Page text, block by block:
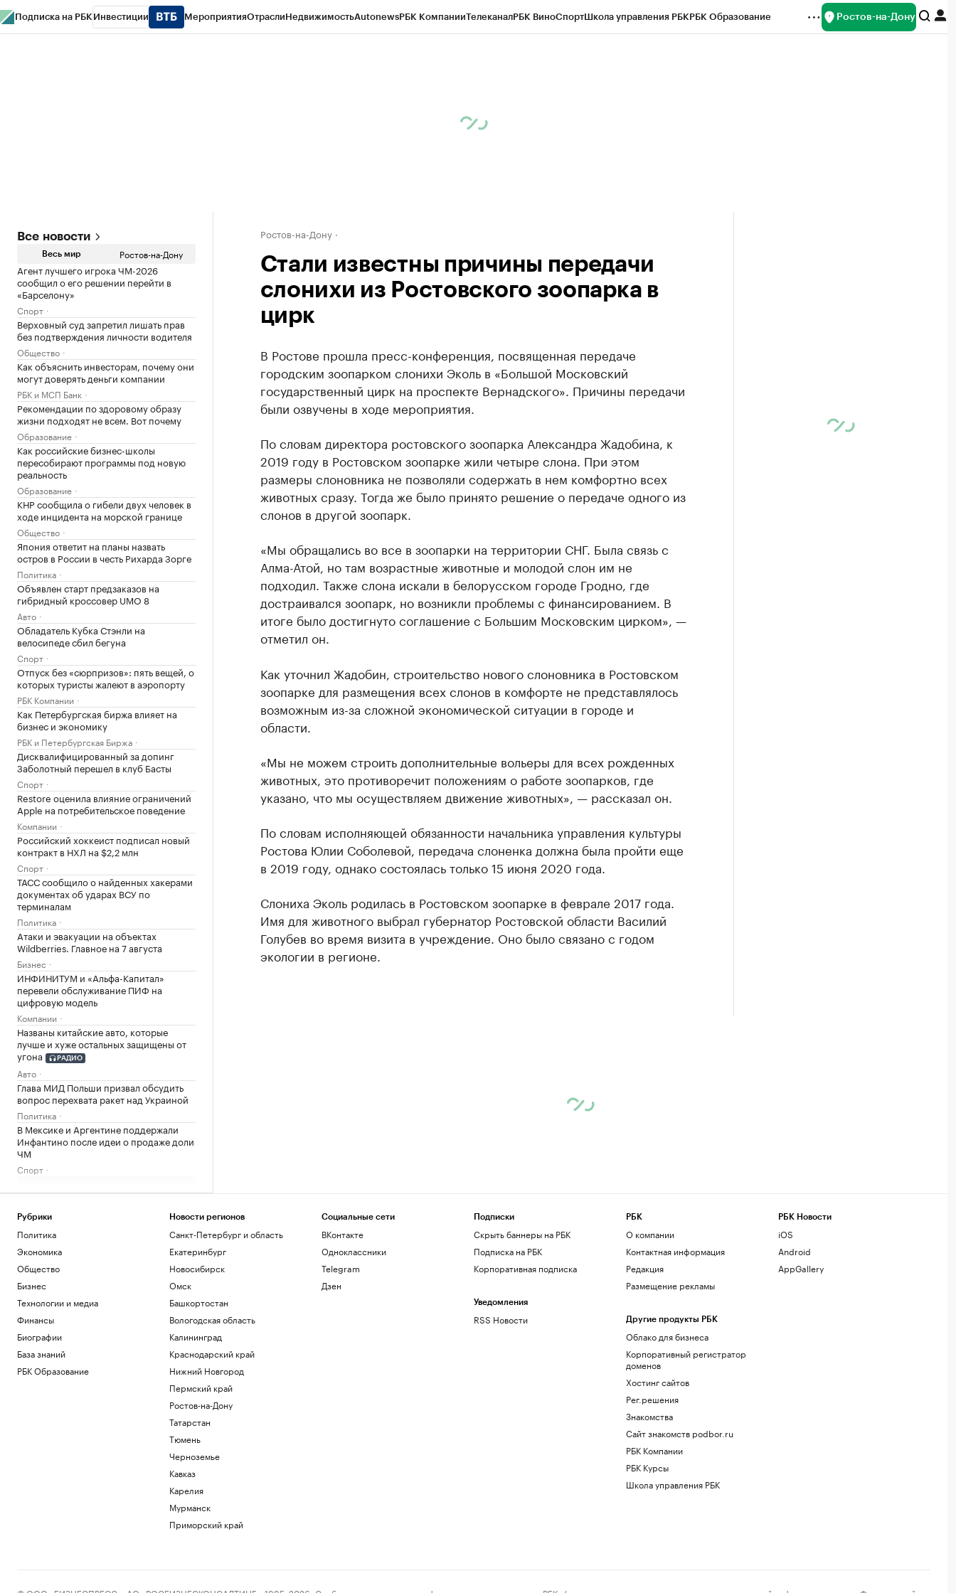
Подписка на РБК Инвестиции МероприятияОтраслиНедвижимостьAutonewsРБК КомпанииТелеканалРБК ВиноСпортШкола управления РБКРБК Образование Ростов-на-Дону
Все новости
Весь мир Ростов-на-Дону
Агент лучшего игрока ЧМ-2026
сообщил о его решении перейти в
«Барселону»
Спорт
Верховный суд запретил лишать прав
без подтверждения личности водителя
Общество
Как объяснить инвесторам, почему они
могут доверять деньги компании
РБК и МСП Банк
Рекомендации по здоровому образу
жизни подходят не всем. Вот почему
Образование
Как российские бизнес-школы
пересобирают программы под новую
реальность
Образование
КНР сообщила о гибели двух человек в
ходе инцидента на морской границе
Общество
Япония ответит на планы назвать
остров в России в честь Рихарда Зорге
Политика
Объявлен старт предзаказов на
гибридный кроссовер UMO 8
Авто
Обладатель Кубка Стэнли на
велосипеде сбил бегуна
Спорт
Отпуск без «сюрпризов»: пять вещей, о
которых туристы жалеют в аэропорту
РБК Компании
Как Петербургская биржа влияет на
бизнес и экономику
РБК и Петербургская Биржа
Дисквалифицированный за допинг
Заболотный перешел в клуб Басты
Спорт
Restore оценила влияние ограничений
Apple на потребительское поведение
Компании
Российский хоккеист подписал новый
контракт в НХЛ на $2,2 млн
Спорт
ТАСС сообщило о найденных хакерами
документах об ударах ВСУ по
терминалам
Политика
Атаки и эвакуации на объектах
Wildberries. Главное на 7 августа
Бизнес
ИНФИНИТУМ и «Альфа-Капитал»
перевели обслуживание ПИФ на
цифровую модель
Компании
Названы китайские авто, которые
лучше и хуже остальных защищены от
угона
РАДИО
Авто
Глава МИД Польши призвал обсудить
вопрос перехвата ракет над Украиной
Политика
В Мексике и Аргентине поддержали
Инфантино после идеи о продаже доли
ЧМ
Спорт
Загрузить еще
Ростов-на-Дону
Стали известны причины передачи
слонихи из Ростовского зоопарка в
цирк
В Ростове прошла пресс-конференция, посвященная передаче
городским зоопарком слонихи Эколь в «Большой Московский
государственный цирк на проспекте Вернадского». Причины передачи
были озвучены в ходе мероприятия.
По словам директора ростовского зоопарка Александра Жадобина, к
2019 году в Ростовском зоопарке жили четыре слона. При этом
размеры слоновника не позволяли содержать в нем комфортно всех
животных сразу. Тогда же было принято решение о передаче одного из
слонов в другой зоопарк.
«Мы обращались во все в зоопарки на территории СНГ. Была связь с
Алма-Атой, но там возрастные животные и молодой слон им не
подходил. Также слона искали в белорусском городе Гродно, где
достраивался зоопарк, но возникли проблемы с финансированием. В
итоге было достигнуто соглашение с Большим Московским цирком», —
отметил он.
Как уточнил Жадобин, строительство нового слоновника в Ростовском
зоопарке для размещения всех слонов в комфорте не представлялось
возможным из-за сложной экономической ситуации в городе и
области.
«Мы не можем строить дополнительные вольеры для всех рожденных
животных, это противоречит положениям о работе зоопарков, где
указано, что мы осуществляем движение животных», — рассказал он.
По словам исполняющей обязанности начальника управления культуры
Ростова Юлии Соболевой, передача слоненка должна была пройти еще
в 2019 году, однако состоялась только 15 июня 2020 года.
Слониха Эколь родилась в Ростовском зоопарке в феврале 2017 года.
Имя для животного выбрал губернатор Ростовской области Василий
Голубев во время визита в учреждение. Оно было связано с годом
экологии в регионе.
Рубрики
Политика
Экономика
Общество
Бизнес
Технологии и медиа
Финансы
Биографии
База знаний
РБК Образование
Новости регионов
Санкт-Петербург и область
Екатеринбург
Новосибирск
Омск
Башкортостан
Вологодская область
Калининград
Краснодарский край
Нижний Новгород
Пермский край
Ростов-на-Дону
Татарстан
Тюмень
Черноземье
Кавказ
Карелия
Мурманск
Приморский край
Социальные сети
ВКонтакте
Одноклассники
Telegram
Дзен
Подписки
Скрыть баннеры на РБК
Подписка на РБК
Корпоративная подписка
Уведомления
RSS Новости
РБК
О компании
Контактная информация
Редакция
Размещение рекламы
Другие продукты РБК
Облако для бизнеса
Корпоративный регистратор
доменов
Хостинг сайтов
Рег.решения
Знакомства
Сайт знакомств podbor.ru
РБК Компании
РБК Курсы
Школа управления РБК
РБК Новости
iOS
Android
AppGallery